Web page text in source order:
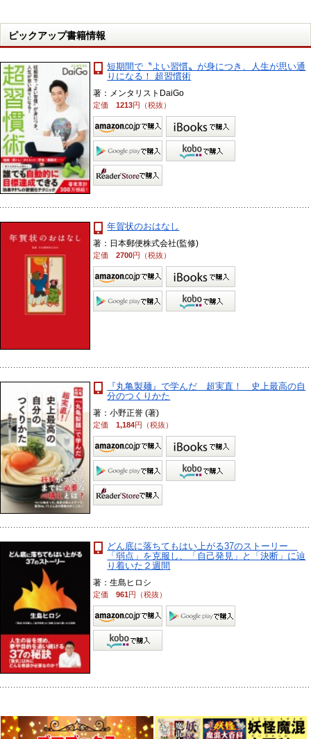
ピックアップ書籍情報
短期間で〝よい習慣〟が身につき、人生が思い通
りになる！ 超習慣術
著：メンタリストDaiGo
定価1213円（税抜）
年賀状のおはなし
著：日本郵便株式会社(監修)
定価2700円（税抜）
『丸亀製麺』で学んだ 超実直！ 史上最高の自
分のつくりかた
著：小野正誉 (著)
定価1,184円（税抜）
どん底に落ちてもはい上がる37のストーリー
「弱点」を克服し、「自己発見」と「決断」に辿
り着いた２週間
著：生島ヒロシ
定価961円（税抜）